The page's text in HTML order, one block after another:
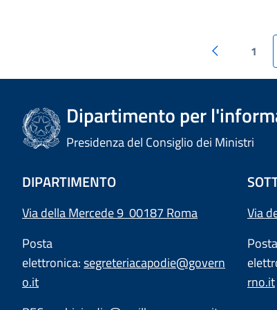
1
Dipartimento per
Presidenza del Consiglio dei Ministri
DIPARTIMENTO
Via della Mercede 9 00187 Roma
Posta
elettronica:segreteriacapodie@govern
o.it
Via
Posta
rno.it